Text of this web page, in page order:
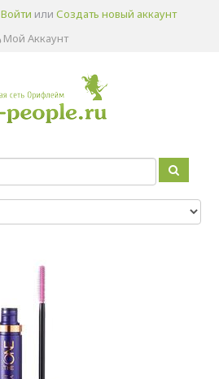
Войти или Создать новый аккаунт
Мой Аккаунт